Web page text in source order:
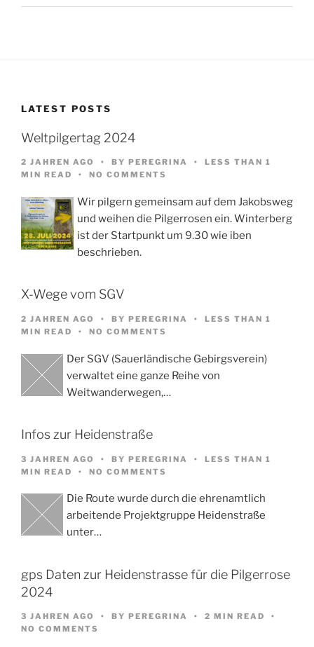
LATEST POSTS
Weltpilgertag 2024
2 JAHREN AGO BY PEREGRINA
LESS THAN 1
MIN READ
NO COMMENTS
Wir pilgern gemeinsam auf dem Jakobsweg
und weihen die Pilgerrosen ein. Winterberg
ist der Startpunkt um 9.30 wie iben
beschrieben.
X-Wege vom SGV
2 JAHREN AGO BY PEREGRINA
LESS THAN 1
MIN READ
NO COMMENTS
Der SGV (Sauerländische Gebirgsverein)
verwaltet eine ganze Reihe von
Weitwanderwegen,…
Infos zur Heidenstraße
3 JAHREN AGO BY PEREGRINA
LESS THAN 1
MIN READ
NO COMMENTS
Die Route wurde durch die ehrenamtlich
arbeitende Projektgruppe Heidenstraße
unter…
gps Daten zur Heidenstrasse für die Pilgerrose
2024
3 JAHREN AGO BY PEREGRINA
2 MIN READ
NO COMMENTS